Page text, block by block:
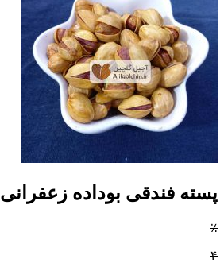
پسته فندقی بوداده زعفرانی
٪
۴